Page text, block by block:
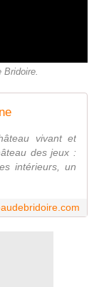
Bridoire.
vivant et
des jeux :
intérieurs, un